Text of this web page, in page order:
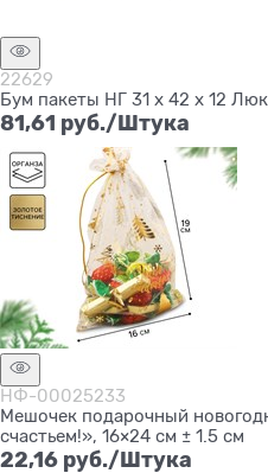
22629
Бум пакеты НГ 31 х 42 х 12
81,61 руб./Штука
НФ-00025233
Мешочек подарочный
счастьем!», 16×24 см ± 1.5 см
22,16 руб./Штука